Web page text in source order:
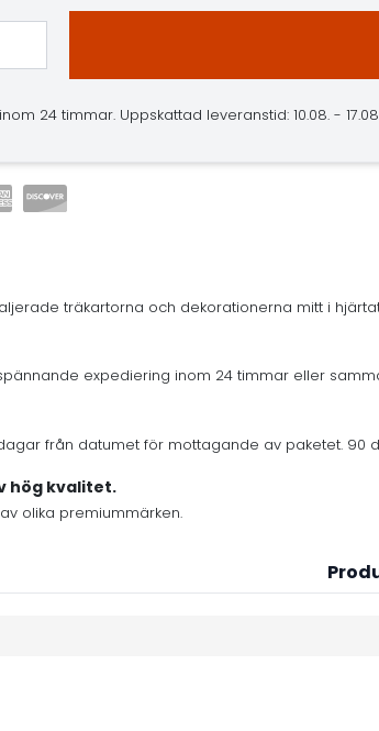
24 timmar. Uppskattad leveranstid: 10.08. -
träkartorna och dekorationerna mitt i
expediering inom 24 timmar eller
från datumet för mottagande av paketet. 90
hög kvalitet.
olika premiummärken.